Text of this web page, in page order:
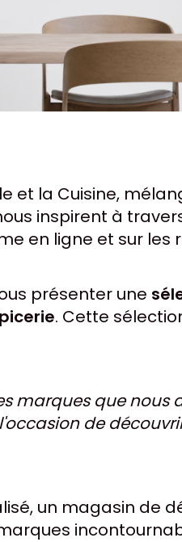
et la Cuisine,
inspirent à
en ligne et sur les
présenter une
. Cette
marques que nous
de
un magasin de